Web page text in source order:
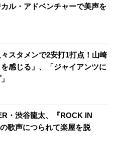
ル・アドベンチャーで美声を
スタメンで2安打1打点！山崎
感じる」、「ジャイアンツに
・渋谷龍太、『ROCK IN
歌声につられて楽屋を脱